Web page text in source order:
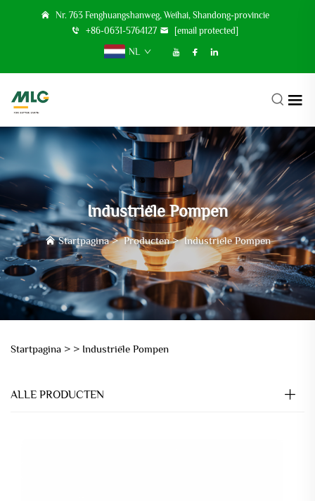
Nr. 763 Fenghuangshanweg, Weihai, Shandong-provincie
+86-0631-5764127
[email protected]
NL
Industriële Pompen
Startpagina>Producten>Industriële Pompen
Startpagina > > Industriële Pompen
ALLE PRODUCTEN